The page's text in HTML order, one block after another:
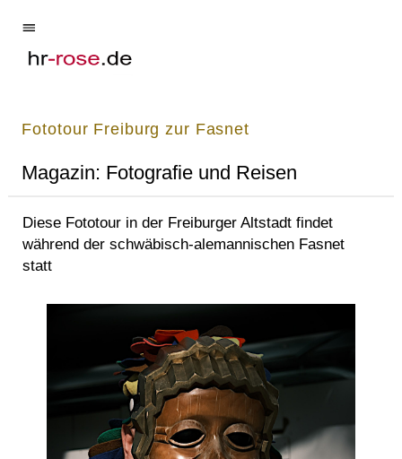
Fototour Freiburg zur Fasnet
Magazin: Fotografie und Reisen
Diese Fototour in der Freiburger Altstadt findet
während der schwäbisch-alemannischen Fasnet
statt